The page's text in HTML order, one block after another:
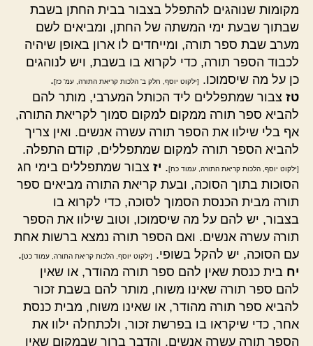
מקומות שנוהגים להתפלל בצבור בבית החתן בשבת
שבתוך שבעת ימי המשתה של החתן, ומביאים לשם
מערב שבת ספר תורה, ומייחדים לו ארון באופן שיהיה
לכבוד הספר תורה, כדי לקרוא בו בשבת, ויש לנוהגים
כן על מה שיסמוכו.
[ילקוט יוסף, חלק ב' הלכות קריאת התורה, עמ' כז].
טז צבור שמתפללים ליד הכותל המערבי, מותר להם
להביא ספר תורה ממקום למקום סמוך לקריאת התורה,
אף בלי שילוו את הספר תורה עשרה אנשים. ואין צריך
להביא הספר תורה למקום שמתפללים, קודם התפלה.
[ילקוט יוסף, הלכות קריאת התורה, עמוד כח]. יז צבור שמתפללים בימי חג
הסוכות בתוך הסוכה, ובעת קריאת התורה מביאים ספר
תורה מבית הכנסת הסמוך לסוכה, כדי לקרוא בו
בצבור, יש להם על מה שיסמוכו, וטוב שילוו את הספר
תורה עשרה אנשים. ואם הספר תורה נמצא ברשות אחת
עם הסוכה, יש להקל בשופי.
[ילקוט יוסף, הלכות קריאת התורה, עמוד כט].
יח בית כנסת שאין להם ספר תורה מהודר, או שאין
להם ספר תורה שאינו משוח, מותר להם בשבת זכור
להביא ספר תורה מהודר, או שאינו משוח, מבית כנסת
אחר, כדי שיקראו בו בפרשת זכור, ולכתחלה ילוו את
הספר תורה עשרה אנשים. והדבר ברור שבמקום שאין